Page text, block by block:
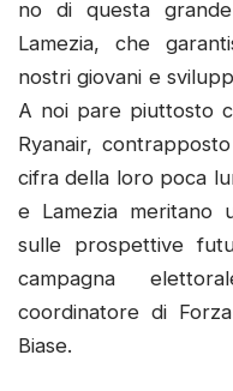
no di questa
Lamezia, che
nostri giovani e
A noi pare piuttosto
Ryanair,
cifra della loro poca
e Lamezia
sulle prospettive
campagna
coordinatore di
Biase.